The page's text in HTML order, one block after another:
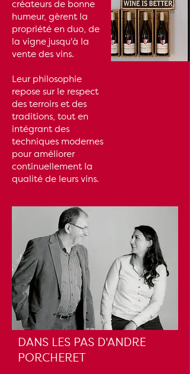
créateurs de bonne
humeur, gèrent la
propriété en duo, de
la vigne jusqu'à la
vente des vins.
Leur philosophie
repose sur le respect
des terroirs et des
traditions, tout en
intégrant des
techniques modernes
pour améliorer
continuellement la
qualité de leurs vins.
DANS LES PAS D'ANDRE
PORCHERET